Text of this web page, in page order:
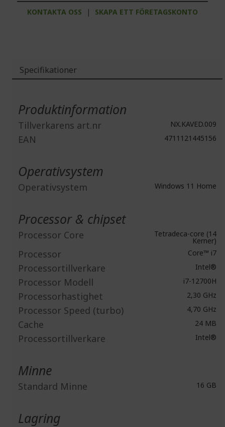
KONTAKTA OSS | SKAPA ETT FÖRETAGSKONTO
Specifikationer
Produktinformation
Tillverkarens art.nr NX.KAVED.009
EAN 4711121445156
Operativsystem
Operativsystem Windows 11 Home
Processor & chipset
Processor Core Tetradeca-core (14
Kerner)
Processor Core™ i7
Processortillverkare Intel®
Processor Modell i7-12700H
Processorhastighet 2,30 GHz
Processor Speed (turbo) 4,70 GHz
Cache 24 MB
Processortillverkare Intel®
Minne
Standard Minne 16 GB
Lagring